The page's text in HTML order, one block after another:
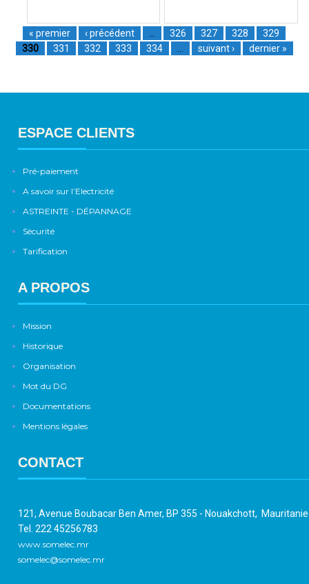
« premier ‹ précédent 326 327 328
329
330
331 332 333 334 suivant › dernier »
ESPACE CLIENTS
Pré-paiement
A savoir sur l’Electricité
ASTREINTE - DÉPANNAGE
Sécurité
Tarification
A PROPOS
Mission
Historique
Organisation
Mot du DG
Documentations
Mentions légales
CONTACT
121, Avenue Boubacar Ben Amer, BP 355 - Nouakchott,
Tel. 222 45256783
www.somelec.mr
somelec@somelec.mr